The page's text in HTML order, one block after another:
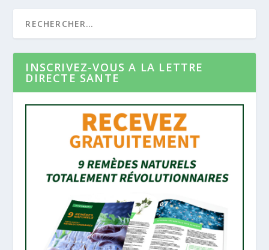
INSCRIVEZ-VOUS A LA LETTRE
DIRECTE SANTE